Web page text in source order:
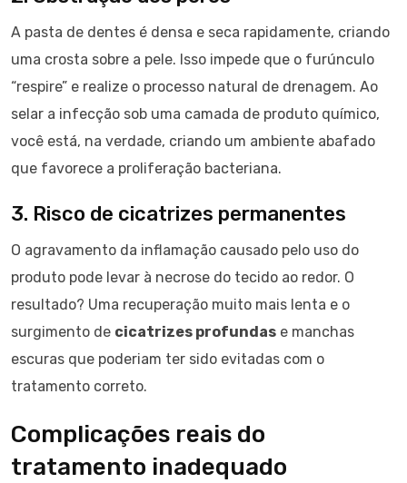
A pasta de dentes é densa e seca rapidamente, criando
uma crosta sobre a pele. Isso impede que o furúnculo
“respire” e realize o processo natural de drenagem. Ao
selar a infecção sob uma camada de produto químico,
você está, na verdade, criando um ambiente abafado
que favorece a proliferação bacteriana.
3. Risco de cicatrizes permanentes
O agravamento da inflamação causado pelo uso do
produto pode levar à necrose do tecido ao redor. O
resultado? Uma recuperação muito mais lenta e o
surgimento de cicatrizes profundas e manchas
escuras que poderiam ter sido evitadas com o
tratamento correto.
Complicações reais do
tratamento inadequado